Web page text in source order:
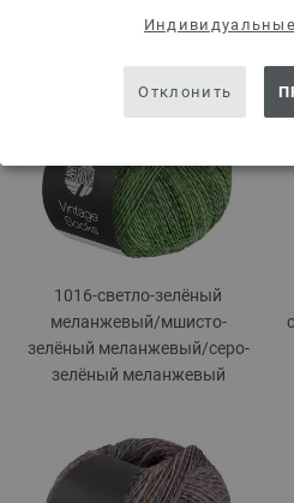
Отклонить
меланжевый
1016-светло-зелёный
меланжевый/мшисто-
зелёный меланжевый/серо-
зелёный меланжевый